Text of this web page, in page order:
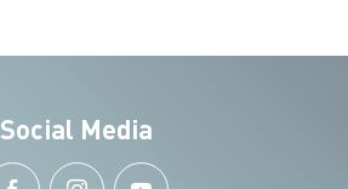
Social Media